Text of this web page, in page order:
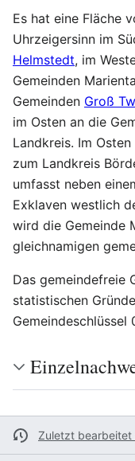
Es hat eine Fläche
Uhrzeigersinn im
Helmstedt, im
Gemeinden
Gemeinden Groß
im Osten an die
Landkreis. Im
zum Landkreis
umfasst neben
Exklaven westlich
wird die Gemeinde
gleichnamigen
Das gemeindefreie
statistischen
Gemeindeschlüssel
Zuletzt bearbeitet